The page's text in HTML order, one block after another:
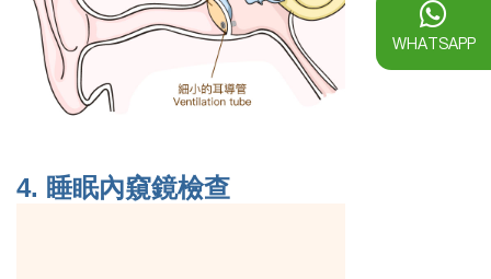
4. 睡眠內窺鏡檢查
WHATSAPP